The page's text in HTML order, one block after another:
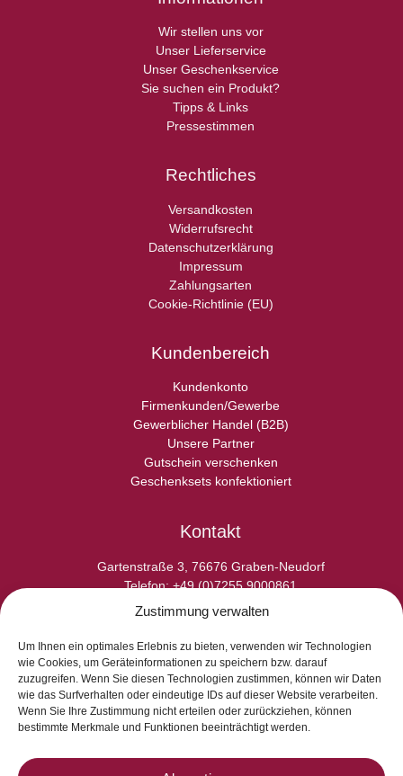
Zustimmung verwalten
Um Ihnen ein optimales Erlebnis zu bieten, verwenden wir Technologien
wie Cookies, um Geräteinformationen zu speichern bzw. darauf
zuzugreifen. Wenn Sie diesen Technologien zustimmen, können wir Daten
wie das Surfverhalten oder eindeutige IDs auf dieser Website verarbeiten.
Wenn Sie Ihre Zustimmung nicht erteilen oder zurückziehen, können
bestimmte Merkmale und Funktionen beeinträchtigt werden.
Wir stellen uns vor
Unser Lieferservice
Unser Geschenkservice
Sie suchen ein Produkt?
Tipps & Links
Pressestimmen
Rechtliches
Versandkosten
Widerrufsrecht
Datenschutzerklärung
Impressum
Zahlungsarten
Cookie-Richtlinie (EU)
Kundenbereich
Kundenkonto
Firmenkunden/Gewerbe
Gewerblicher Handel (B2B)
Unsere Partner
Gutschein verschenken
Geschenksets konfektioniert
Kontakt
Gartenstraße 3, 76676 Graben-Neudorf
Telefon: +49 (0)7255 9000861
E-Fax: +49 (0)7255 9000865
Kontaktformular